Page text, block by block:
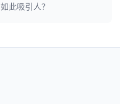
如此吸引人？